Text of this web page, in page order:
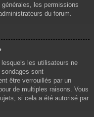
les permissions
du forum.
les utilisateurs ne
sont
être verrouillés par un
de multiples raisons. Vous
si cela a été autorisé par